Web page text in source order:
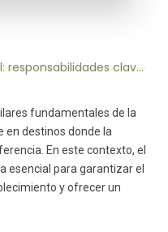
de hotel
competencia
las funciones del
clave en la gestión diaria
fundamentales de la
en destinos donde la
En este contexto, el
esencial para garantizar el
y ofrecer un